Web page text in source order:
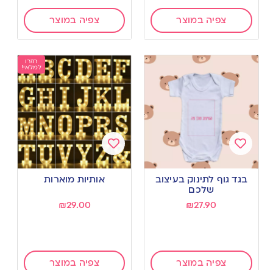
צפיה במוצר צפיה במוצר
to
wishlist
בגד גוף לתינוק בעיצוב
שלכם
₪27.90
צפיה במוצר
חזרו
למלאי!
Add
wishlist
אותיות מוארות
₪29.00
צפיה במוצר